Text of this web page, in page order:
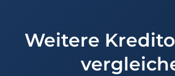
Weitere